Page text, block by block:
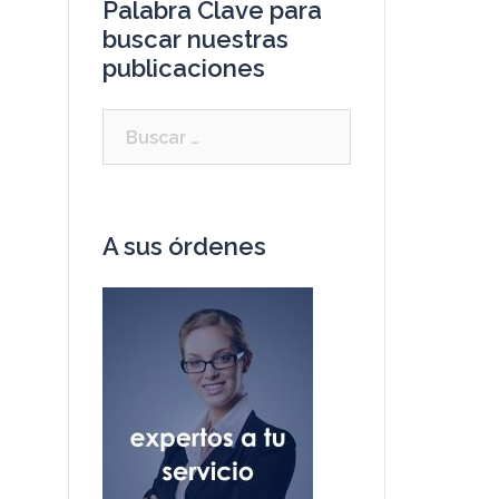
Palabra Clave para
buscar nuestras
publicaciones
A sus órdenes